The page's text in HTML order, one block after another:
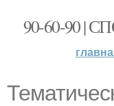
90-60-90 |